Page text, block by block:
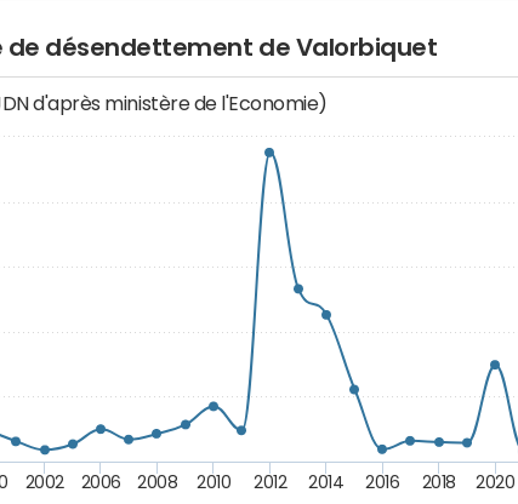
de désendettement de Valorbiquet
d'après ministère de l'Economie)
2002 2006 2008 2010 2012 2014 2016 2018 2020